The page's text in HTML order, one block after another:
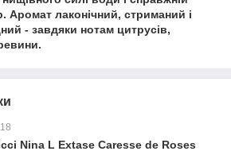
Аромат лаконічний, стриманий і
- завдяки нотам цитрусів,
Nina L Extase Caresse de Roses